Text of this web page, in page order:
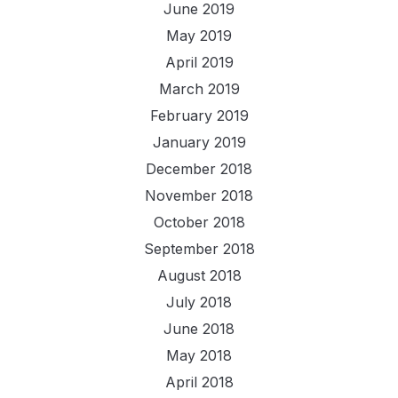
June 2019
May 2019
April 2019
March 2019
February 2019
January 2019
December 2018
November 2018
October 2018
September 2018
August 2018
July 2018
June 2018
May 2018
April 2018